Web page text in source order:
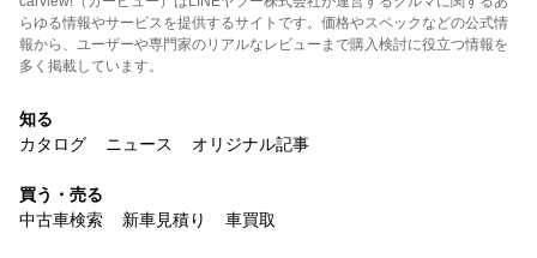
らゆる情報やサービスを提供するサイトです。価格やスペックなどの公式情
報から、ユーザーや専門家のリアルなレビューまで購入検討に役立つ情報を
多く掲載しています。
知る
カタログ
ニュース オリジナル記事
買う・売る
中古車検索
新車見積り 車買取